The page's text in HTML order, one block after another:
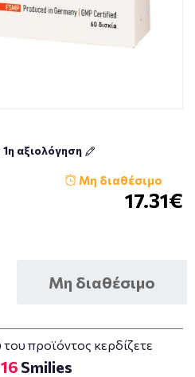
αξιολόγηση
Μη διαθέσιμο
17.31€
Μη διαθέσιμο
προϊόντος κερδίζετε
16 Smilies